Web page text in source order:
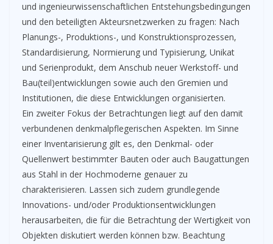
und ingenieurwissenschaftlichen Entstehungsbedingungen
und den beteiligten Akteursnetzwerken zu fragen: Nach
Planungs-, Produktions-, und Konstruktionsprozessen,
Standardisierung, Normierung und Typisierung, Unikat
und Serienprodukt, dem Anschub neuer Werkstoff- und
Bau(teil)entwicklungen sowie auch den Gremien und
Institutionen, die diese Entwicklungen organisierten.
Ein zweiter Fokus der Betrachtungen liegt auf den damit
verbundenen denkmalpflegerischen Aspekten. Im Sinne
einer Inventarisierung gilt es, den Denkmal- oder
Quellenwert bestimmter Bauten oder auch Baugattungen
aus Stahl in der Hochmoderne genauer zu
charakterisieren. Lassen sich zudem grundlegende
Innovations- und/oder Produktionsentwicklungen
herausarbeiten, die für die Betrachtung der Wertigkeit von
Objekten diskutiert werden können bzw. Beachtung